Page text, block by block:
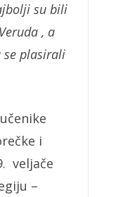
su bili
, a
se plasirali
i
veljače
–